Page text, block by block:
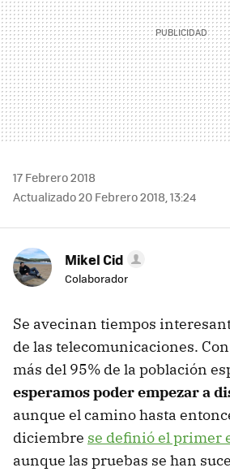
17 Febrero 2018
Actualizado 20 Febrero 2018, 13:24
Mikel Cid
Colaborador
Se avecinan tiempos
de las telecomunicaciones.
más del 95% de la población
esperamos poder empezar a
aunque el camino hasta
diciembre se definió el primer
aunque las pruebas se han